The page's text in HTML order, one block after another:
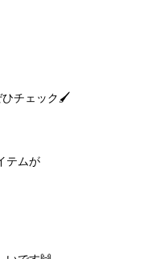
ひチェック🖌️
テムが